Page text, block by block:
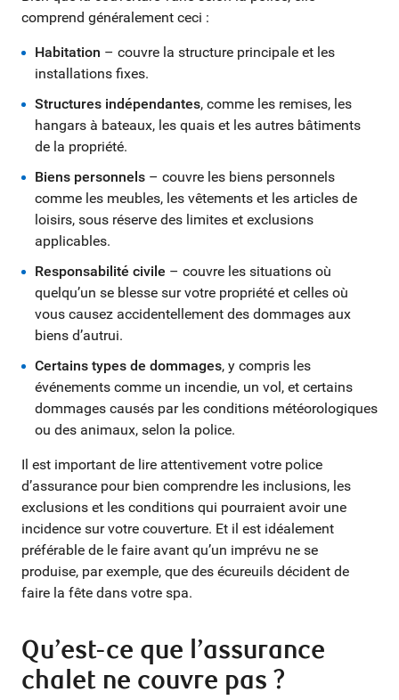
comprend généralement ceci :
Habitation – couvre la structure principale et les
installations fixes.
Structures indépendantes, comme les remises, les
hangars à bateaux, les quais et les autres bâtiments
de la propriété.
Biens personnels – couvre les biens personnels
comme les meubles, les vêtements et les articles de
loisirs, sous réserve des limites et exclusions
applicables.
Responsabilité civile – couvre les situations où
quelqu’un se blesse sur votre propriété et celles où
vous causez accidentellement des dommages aux
biens d’autrui.
Certains types de dommages, y compris les
événements comme un incendie, un vol, et certains
dommages causés par les conditions météorologiques
ou des animaux, selon la police.
Il est important de lire attentivement votre police
d’assurance pour bien comprendre les inclusions, les
exclusions et les conditions qui pourraient avoir une
incidence sur votre couverture. Et il est idéalement
préférable de le faire avant qu’un imprévu ne se
produise, par exemple, que des écureuils décident de
faire la fête dans votre spa.
Qu’est-ce que l’assurance
chalet ne couvre pas ?